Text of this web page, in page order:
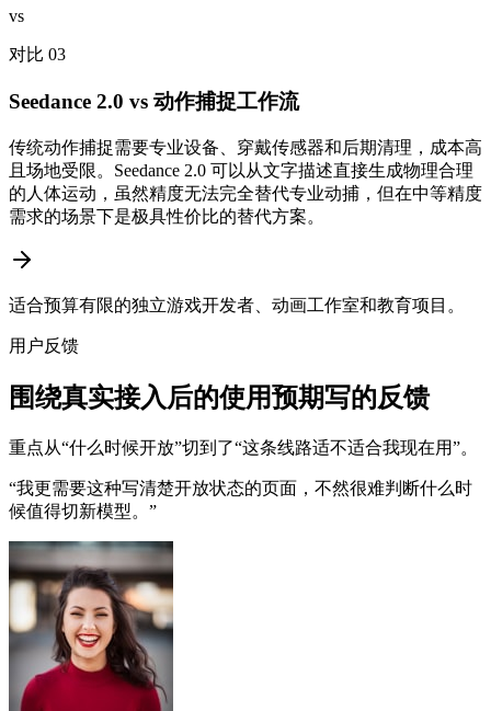
vs
对比 03
Seedance 2.0 vs 动作捕捉工作流
传统动作捕捉需要专业设备、穿戴传感器和后期清理，成本高
且场地受限。Seedance 2.0 可以从文字描述直接生成物理合理
的人体运动，虽然精度无法完全替代专业动捕，但在中等精度
需求的场景下是极具性价比的替代方案。
适合预算有限的独立游戏开发者、动画工作室和教育项目。
用户反馈
围绕真实接入后的使用预期写的反馈
重点从“什么时候开放”切到了“这条线路适不适合我现在用”。
“我更需要这种写清楚开放状态的页面，不然很难判断什么时
候值得切新模型。 ”